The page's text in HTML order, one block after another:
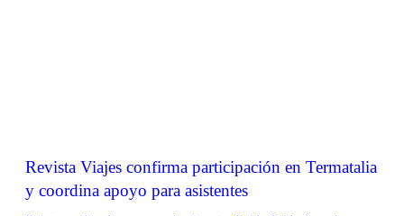
Revista Viajes confirma participación en Termatalia
y coordina apoyo para asistentes